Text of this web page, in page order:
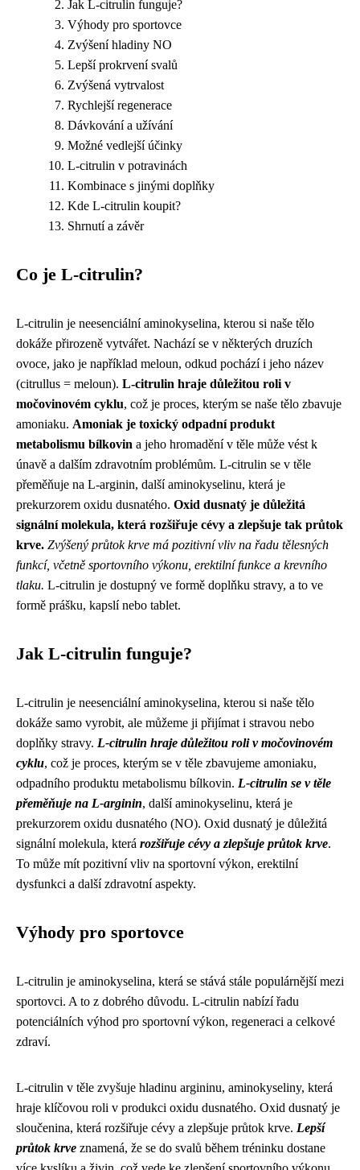
Jak L-citrulin funguje?
Výhody pro sportovce
Zvýšení hladiny NO
Lepší prokrvení svalů
Zvýšená vytrvalost
Rychlejší regenerace
Dávkování a užívání
Možné vedlejší účinky
L-citrulin v potravinách
Kombinace s jinými doplňky
Kde L-citrulin koupit?
Shrnutí a závěr
Co je L-citrulin?
L-citrulin je neesenciální aminokyselina, kterou si naše tělo
dokáže přirozeně vytvářet. Nachází se v některých druzích
ovoce, jako je například meloun, odkud pochází i jeho název
(citrullus = meloun). L-citrulin hraje důležitou roli v
močovinovém cyklu, což je proces, kterým se naše tělo zbavuje
amoniaku. Amoniak je toxický odpadní produkt
metabolismu bílkovin a jeho hromadění v těle může vést k
únavě a dalším zdravotním problémům. L-citrulin se v těle
přeměňuje na L-arginin, další aminokyselinu, která je
prekurzorem oxidu dusnatého. Oxid dusnatý je důležitá
signální molekula, která rozšiřuje cévy a zlepšuje tak průtok
krve. Zvýšený průtok krve má pozitivní vliv na řadu tělesných
funkcí, včetně sportovního výkonu, erektilní funkce a krevního
tlaku. L-citrulin je dostupný ve formě doplňku stravy, a to ve
formě prášku, kapslí nebo tablet.
Jak L-citrulin funguje?
L-citrulin je neesenciální aminokyselina, kterou si naše tělo
dokáže samo vyrobit, ale můžeme ji přijímat i stravou nebo
doplňky stravy. L-citrulin hraje důležitou roli v močovinovém
cyklu, což je proces, kterým se v těle zbavujeme amoniaku,
odpadního produktu metabolismu bílkovin. L-citrulin se v těle
přeměňuje na L-arginin, další aminokyselinu, která je
prekurzorem oxidu dusnatého (NO). Oxid dusnatý je důležitá
signální molekula, která rozšiřuje cévy a zlepšuje průtok krve.
To může mít pozitivní vliv na sportovní výkon, erektilní
dysfunkci a další zdravotní aspekty.
Výhody pro sportovce
L-citrulin je aminokyselina, která se stává stále populárnější mezi
sportovci. A to z dobrého důvodu. L-citrulin nabízí řadu
potenciálních výhod pro sportovní výkon, regeneraci a celkové
zdraví.
L-citrulin v těle zvyšuje hladinu argininu, aminokyseliny, která
hraje klíčovou roli v produkci oxidu dusnatého. Oxid dusnatý je
sloučenina, která rozšiřuje cévy a zlepšuje průtok krve. Lepší
průtok krve znamená, že se do svalů během tréninku dostane